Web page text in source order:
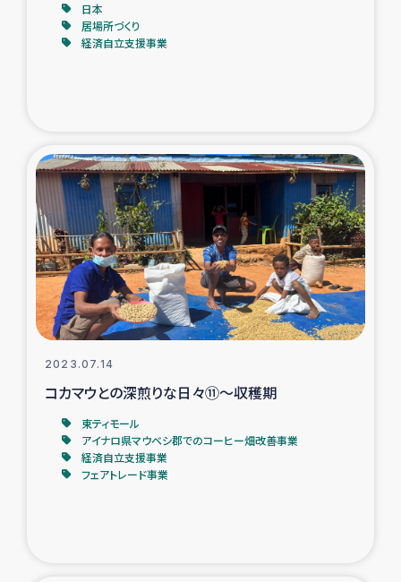
日本
居場所づくり
経済自立支援事業
2023.07.14
コカマウとの深煎りな日々⑪～収穫期
東ティモール
アイナロ県マウベシ郡でのコーヒー畑改善事業
経済自立支援事業
フェアトレード事業